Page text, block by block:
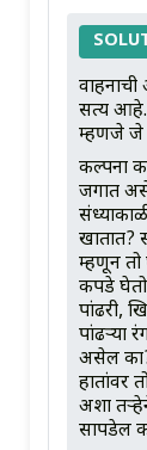
सत्य आहे.
म्हणजे जे
कल्पना
जगात
खातात?
म्हणून तो
कपडे
पांढरी,
पांढऱ्या
असेल
हातांवर
अशा
सापडेल